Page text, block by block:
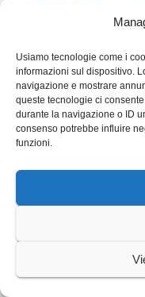
Usiamo tecnologie come i
informazioni sul dispositivo.
navigazione e mostrare
queste tecnologie ci
durante la navigazione o ID
consenso potrebbe influire
funzioni.
Hiroshima:
81esimo
monito
6 AGOSTO 2026